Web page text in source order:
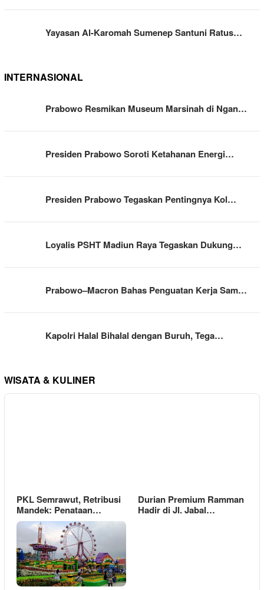
Yayasan Al-Karomah Sumenep Santuni Ratus…
INTERNASIONAL
Prabowo Resmikan Museum Marsinah di Ngan…
Presiden Prabowo Soroti Ketahanan Energi…
Presiden Prabowo Tegaskan Pentingnya Kol…
Loyalis PSHT Madiun Raya Tegaskan Dukung…
Prabowo–Macron Bahas Penguatan Kerja Sam…
Kapolri Halal Bihalal dengan Buruh, Tega…
WISATA & KULINER
PKL Semrawut, Retribusi
Mandek: Penataan…
Durian Premium Ramman
Hadir di Jl. Jabal…